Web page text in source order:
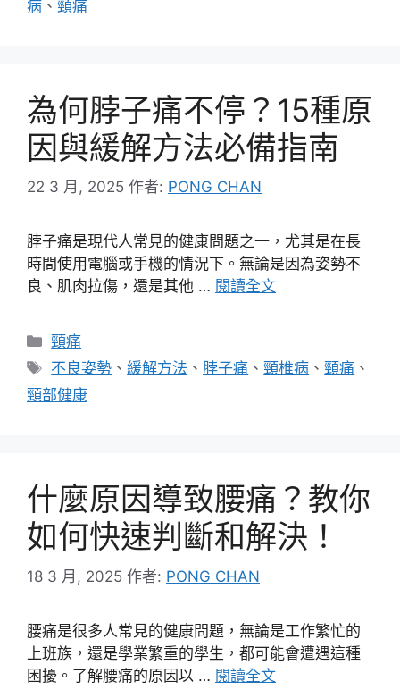
病 、 頸痛
為何脖子痛不停？15種原
因與緩解方法必備指南
22 3 月, 2025 作者: PONG CHAN
脖子痛是現代人常見的健康問題之一，尤其是在長
時間使用電腦或手機的情況下。無論是因為姿勢不
良、肌肉拉傷，還是其他 … 閱讀全文
分
類
頸痛
標
籤
不良姿勢 、緩解方法 、 脖子痛 、頸椎病 、頸痛 、
頸部健康
什麼原因導致腰痛？教你
如何快速判斷和解決！
18 3 月, 2025 作者: PONG CHAN
腰痛是很多人常見的健康問題，無論是工作繁忙的
上班族，還是學業繁重的學生，都可能會遭遇這種
困擾。了解腰痛的原因以 … 閱讀全文